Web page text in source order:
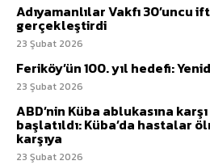
Adıyamanlılar Vakfı 30’uncu
gerçekleştirdi
23 Şubat 2026
Feriköy’ün 100. yıl hedefi:
23 Şubat 2026
ABD’nin Küba ablukasına
başlatıldı: Küba’da hastalar
karşıya
23 Şubat 2026